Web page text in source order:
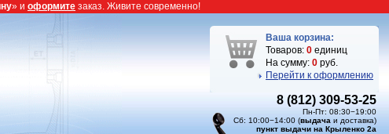
Ваша корзина:
Товаров: 0 единиц
На сумму: 0 руб.
Перейти к оформлению
8 (812) 309-53-25
Пн-Пт: 08:30−19:00
Сб: 10:00−14:00 (выдача и доставка)
пункт выдачи на Крыленко 2а
» и оформите заказ. Живите современно!